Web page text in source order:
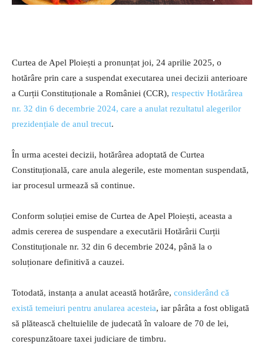
Curtea de Apel Ploiești a pronunțat joi, 24 aprilie 2025, o
hotărâre prin care a suspendat executarea unei decizii anterioare
a Curții Constituționale a României (CCR), respectiv Hotărârea
nr. 32 din 6 decembrie 2024, care a anulat rezultatul alegerilor
prezidențiale de anul trecut.
În urma acestei decizii, hotărârea adoptată de Curtea
Constituțională, care anula alegerile, este momentan suspendată,
iar procesul urmează să continue.
Conform soluției emise de Curtea de Apel Ploiești, aceasta a
admis cererea de suspendare a executării Hotărârii Curții
Constituționale nr. 32 din 6 decembrie 2024, până la o
soluționare definitivă a cauzei.
Totodată, instanța a anulat această hotărâre, considerând că
există temeiuri pentru anularea acesteia, iar pârâta a fost obligată
să plătească cheltuielile de judecată în valoare de 70 de lei,
corespunzătoare taxei judiciare de timbru.